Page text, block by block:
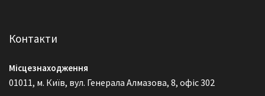
Контакти
Місцезнаходження
01011, м. Київ, вул. Генерала Алмазова, 8, офіс 302